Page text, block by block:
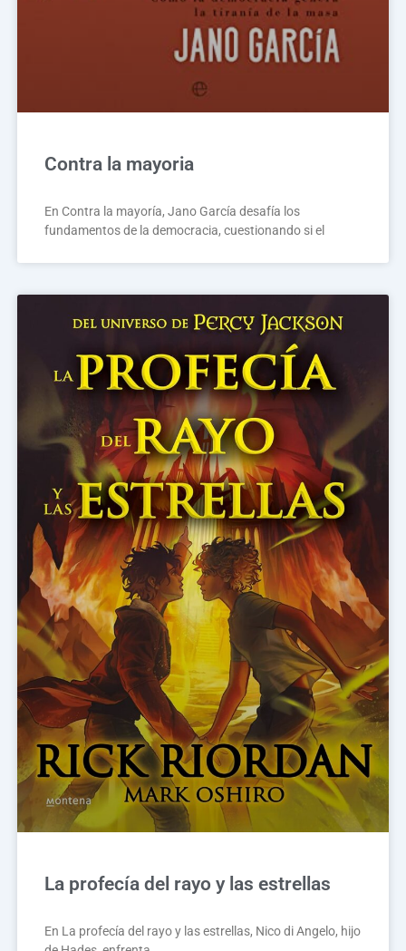
Contra la mayoria
En Contra la mayoría, Jano García desafía los
fundamentos de la democracia, cuestionando si el
La profecía del rayo y las estrellas
En La profecía del rayo y las estrellas, Nico di Angelo, hijo